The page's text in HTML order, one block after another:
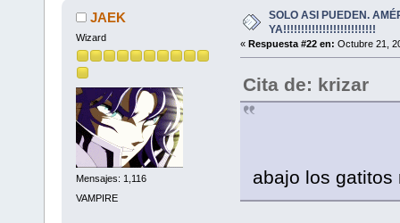
JAEK
Wizard
Mensajes: 1,116
VAMPIRE
SOLO ASI PUEDEN.
YA!!!!!!!!!!!!!!!!!!!!!!!!!!
« Respuesta #22 en: Octubre 21,
Cita de: krizar
abajo los gatitos